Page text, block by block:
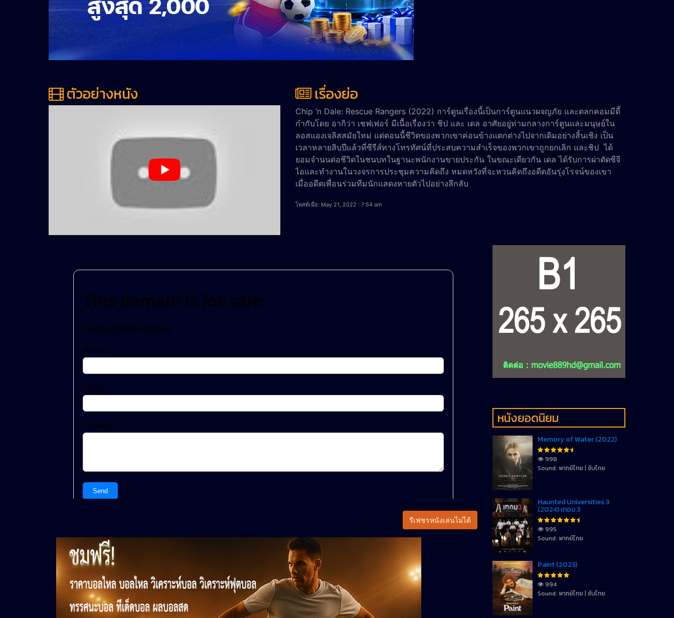
ตัวอย่างหนัง เรื่องย่อ
Chip ‘n Dale: Rescue Rangers (2022) การ์ตูนเรื่องนี้เป็นการ์ตูนแนวผจญภัย และตลกคอมมีดี้
กำกับโดย อากิว่า เชฟเฟอร์ มีเนื้อเรื่องว่า ชิป และ เดล อาศัยอยู่ท่ามกลางการ์ตูนและมนุษย์ใน
ลอสแองเจลิสสมัยใหม่ แต่ตอนนี้ชีวิตของพวกเขาค่อนข้างแตกต่างไปจากเดิมอย่างสิ้นเชิง เป็น
เวลาหลายสิบปีแล้วที่ซีรีส์ทางโทรทัศน์ที่ประสบความสำเร็จของพวกเขาถูกยกเลิก และชิป ได้
ยอมจำนนต่อชีวิตในชนบทในฐานะพนักงานขายประกัน ในขณะเดียวกัน เดล ได้รับการผ่าตัดซีจี
ไอและทำงานในวงจรการประชุมความคิดถึง หมดหวังที่จะหวนคิดถึงอดีตอันรุ่งโรจน์ของเขา
เมื่ออดีตเพื่อนร่วมทีมนักแสดงหายตัวไปอย่างลึกลับ
โพสต์เมื่อ: May 21, 2022 : 7:54 am
รีเฟชรหนังเล่นไม่ได้
หนังยอดนิยม
Memory of Water (2022)
998
Sound: พากย์ไทย | ซับไทย
Haunted Universities 3
(2024) เทอม 3
995
Sound: พากย์ไทย
Paint (2023)
994
Sound: พากย์ไทย | ซับไทย